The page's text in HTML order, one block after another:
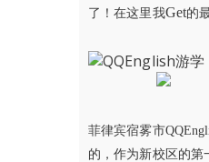
了！在这里我Get的
菲律宾宿雾市
的，作为新校区的第